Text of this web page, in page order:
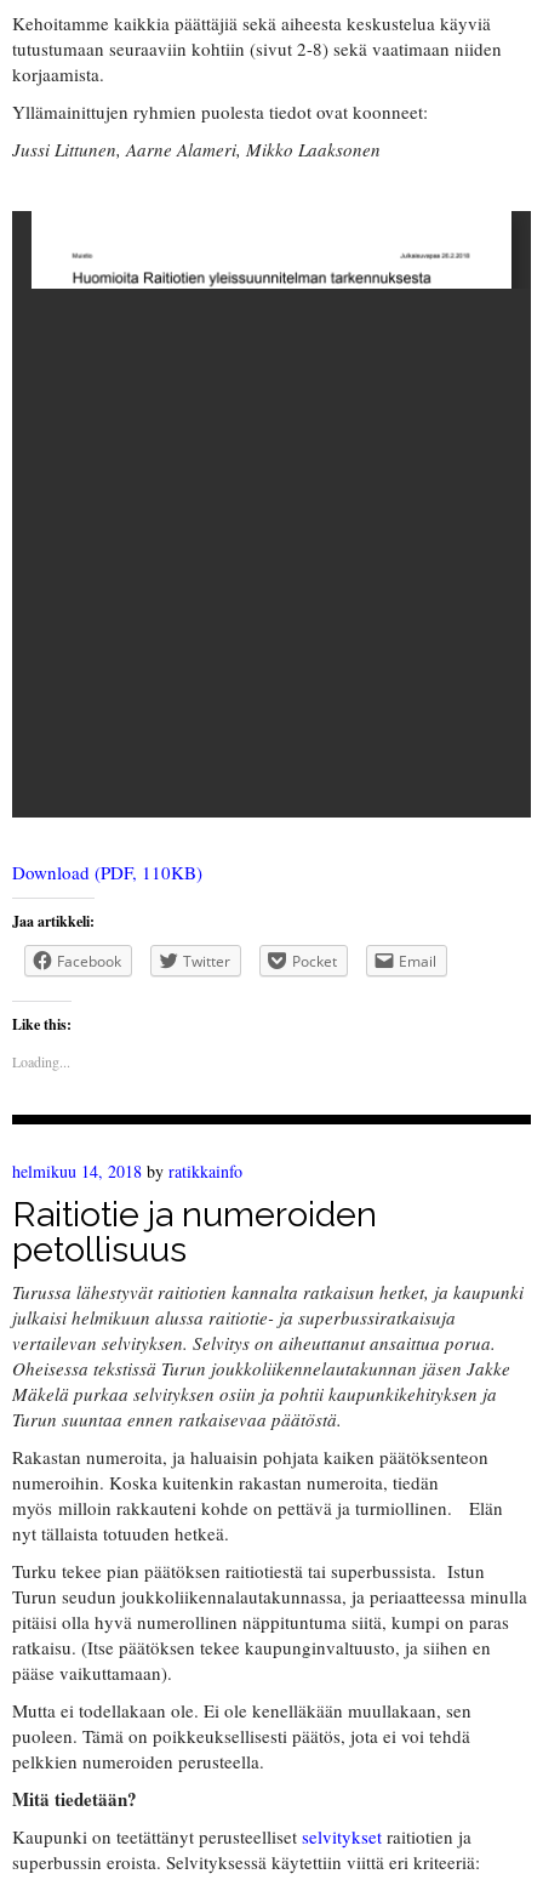
Kehoitamme kaikkia päättäjiä sekä aiheesta keskustelua käyviä
tutustumaan seuraaviin kohtiin (sivut 2-8) sekä vaatimaan niiden
korjaamista.
Yllämainittujen ryhmien puolesta tiedot ovat koonneet:
Jussi Littunen, Aarne Alameri, Mikko Laaksonen
Download (PDF, 110KB)
Jaa artikkeli:
Facebook
Twitter Pocket Email
Like this:
Loading...
helmikuu 14, 2018 by ratikkainfo
Raitiotie ja numeroiden
petollisuus
Turussa lähestyvät raitiotien kannalta ratkaisun hetket, ja kaupunki
julkaisi helmikuun alussa raitiotie- ja superbussiratkaisuja
vertailevan selvityksen. Selvitys on aiheuttanut ansaittua porua.
Oheisessa tekstissä Turun joukkoliikennelautakunnan jäsen Jakke
Mäkelä purkaa selvityksen osiin ja pohtii kaupunkikehityksen ja
Turun suuntaa ennen ratkaisevaa päätöstä.
Rakastan numeroita, ja haluaisin pohjata kaiken päätöksenteon
numeroihin. Koska kuitenkin rakastan numeroita, tiedän
myös milloin rakkauteni kohde on pettävä ja turmiollinen. Elän
nyt tällaista totuuden hetkeä.
Turku tekee pian päätöksen raitiotiestä tai superbussista. Istun
Turun seudun joukkoliikennalautakunnassa, ja periaatteessa minulla
pitäisi olla hyvä numerollinen näppituntuma siitä, kumpi on paras
ratkaisu. (Itse päätöksen tekee kaupunginvaltuusto, ja siihen en
pääse vaikuttamaan).
Mutta ei todellakaan ole. Ei ole kenelläkään muullakaan, sen
puoleen. Tämä on poikkeuksellisesti päätös, jota ei voi tehdä
pelkkien numeroiden perusteella.
Mitä tiedetään?
Kaupunki on teetättänyt perusteelliset selvitykset raitiotien ja
superbussin eroista. Selvityksessä käytettiin viittä eri kriteeriä: